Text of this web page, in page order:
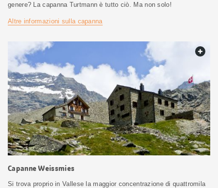
genere? La capanna Turtmann è tutto ciò. Ma non solo!
Altre informazioni sulla capanna
Capanne Weissmies
Si trova proprio in Vallese la maggior concentrazione di quattromila